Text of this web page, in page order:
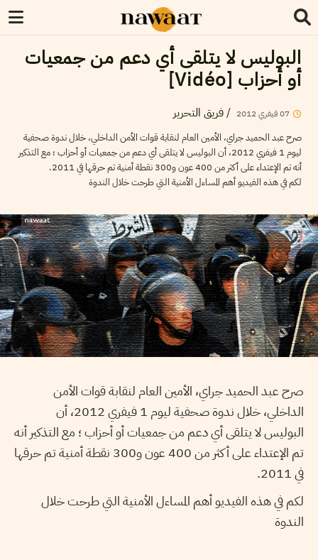
البوليس لا يتلقى أي دعم من جمعيات
أو أحزاب [Vidéo]
07فيفري2012
/فريق التحرير
صرح عبد الحميد جراي، الأمين العام لنقابة قوات الأمن الداخلي، خلال ندوة صحفية
ليوم 1 فيفري 2012، أن البوليس لا يتلقى أي دعم من جمعيات أو أحزاب ؛ مع التذكير
أنه تم الإعتداء على أكثر من 400 عون و300 نقطة أمنية تم حرقها في 2011.
لكم في هذه الفيديو أهم المساءل الأمنية التي طرحت خلال الندوة
صرح عبد الحميد جراي، الأمين العام لنقابة قوات الأمن
الداخلي، خلال ندوة صحفية ليوم 1 فيفري 2012، أن
البوليس لا يتلقى أي دعم من جمعيات أو أحزاب ؛ مع التذكير أنه
تم الإعتداء على أكثر من 400 عون و300 نقطة أمنية تم حرقها
في 2011.
لكم في هذه الفيديو أهم المساءل الأمنية التي طرحت خلال
الندوة